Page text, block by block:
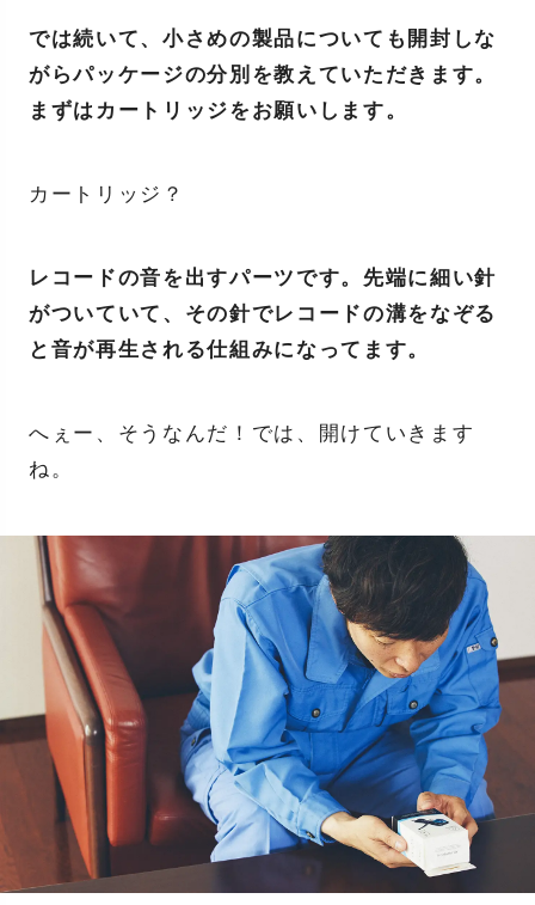
では続いて、小さめの製品についても開封しな
がらパッケージの分別を教えていただきます。
まずはカートリッジをお願いします。
カートリッジ？
レコードの音を出すパーツです。先端に細い針
がついていて、その針でレコードの溝をなぞる
と音が再生される仕組みになってます。
へぇー、そうなんだ！では、開けていきます
ね。